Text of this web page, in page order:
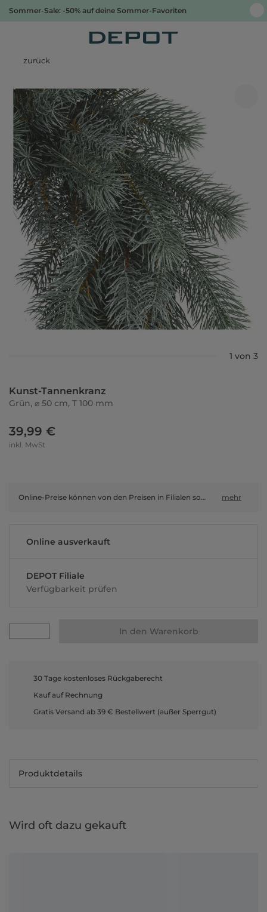
Sommer-Sale: -50% auf deine Sommer-Favoriten
zurück
1 von 3
Kunst-Tannenkranz
Grün, ⌀ 50 cm, T 100 mm
39,99 €
inkl. MwSt
Online-Preise können von den Preisen in Filialen sowie Shop-in-Shop-Flächen abweichen. mehr
Online ausverkauft
DEPOT Filiale
Verfügbarkeit prüfen
In den Warenkorb
30 Tage kostenloses Rückgaberecht
Kauf auf Rechnung
Gratis Versand ab 39 € Bestellwert (außer Sperrgut)
Produktdetails
Wird oft dazu gekauft